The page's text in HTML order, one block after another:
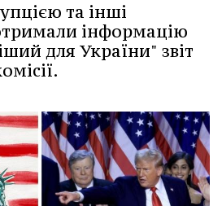
та інші
інформацію
для України" звіт